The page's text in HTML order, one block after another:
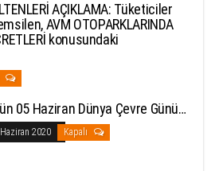
AÇIKLAMA: Tüketiciler
AVM OTOPARKLARINDA
konusundaki
05 Haziran Dünya Çevre Günü…
2020 Kapalı